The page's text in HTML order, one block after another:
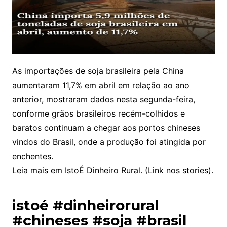
As importações de soja brasileira pela China
aumentaram 11,7% em abril em relação ao ano
anterior, mostraram dados nesta segunda-feira,
conforme grãos brasileiros recém-colhidos e
baratos continuam a chegar aos portos chineses
vindos do Brasil, onde a produção foi atingida por
enchentes.
Leia mais em IstoÉ Dinheiro Rural. (Link nos stories).
istoé #dinheirorural
#chineses #soja #brasil